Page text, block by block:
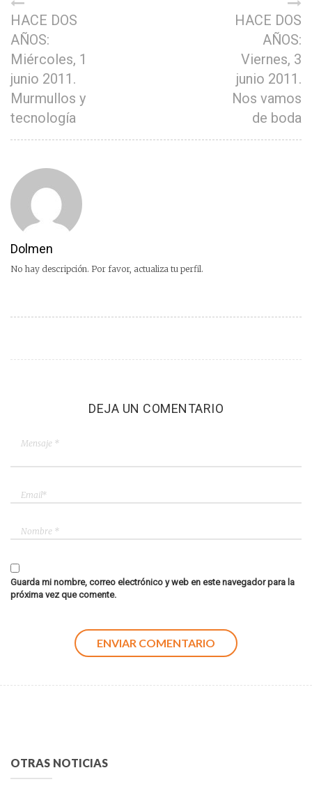
HACE DOS
AÑOS:
Miércoles, 1
junio 2011.
Murmullos y
tecnología
HACE DOS
AÑOS:
Viernes, 3
junio 2011.
Nos vamos
de boda
Dolmen
No hay descripción. Por favor, actualiza tu perfil.
DEJA UN COMENTARIO
Guarda mi nombre, correo electrónico y web en este navegador para la
próxima vez que comente.
OTRAS NOTICIAS